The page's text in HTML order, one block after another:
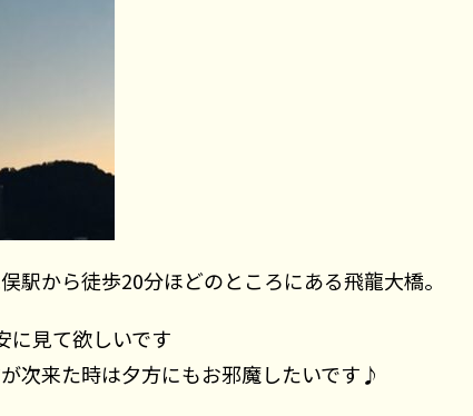
駅から徒歩20分ほどのところにある飛龍大橋。
に見て欲しいです
次来た時は夕方にもお邪魔したいです♪